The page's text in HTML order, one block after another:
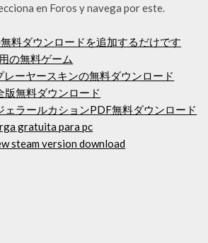
en Foros y navega por este.
料ダウンロードを追加するだけです
の無料ゲーム
ーヤースキンの無料ダウンロード
版無料ダウンロード
ェラールカションPDF無料ダウンロード
gratuita para pc
steam version download